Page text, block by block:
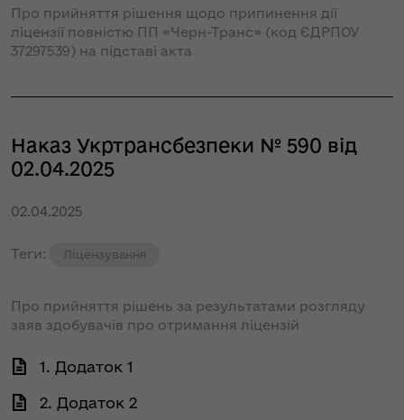
Про прийняття рішення щодо припинення дії
ліцензії повністю ПП «Черн-Транс» (код ЄДРПОУ
37297539) на підставі акта
Наказ Укртрансбезпеки № 590 від
02.04.2025
02.04.2025
Теги: Ліцензування
Про прийняття рішень за результатами розгляду
заяв здобувачів про отримання ліцензій
1. Додаток 1
2. Додаток 2